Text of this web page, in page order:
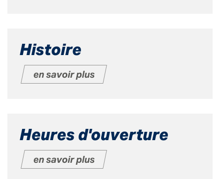
Histoire
en savoir plus
Heures d'ouverture
en savoir plus